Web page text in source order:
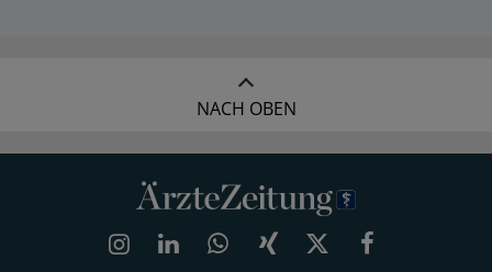
NACH OBEN